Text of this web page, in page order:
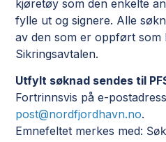
kjøretøy som den enkelte
fylle ut og signere. Alle
av den som er oppført som
Sikringsavtalen.
Utfylt søknad sendes til
Fortrinnsvis på e-
post@nordfjordhavn.no.
Emnefeltet merkes med: